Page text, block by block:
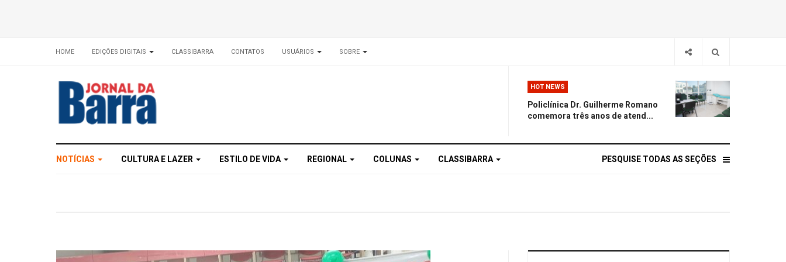
HOME EDIÇÕES DIGITAIS CLASSIBARRA CONTATOS USUÁRIOS SOBRE
HOT NEWS
Policlínica Dr. Guilherme Romano
comemora três anos de atend...
NOTÍCIAS CULTURA E LAZER ESTILO DE VIDA REGIONAL COLUNAS CLASSIBARRA PESQUISE TODAS AS SEÇÕES